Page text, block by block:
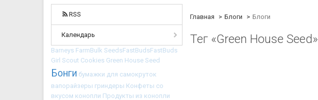
RSS
Календарь
Barneys Farm​Bulk Seeds​FastBuds​FastBuds​​
Girl Scout Cookies Green House Seed
Бонги бумажки для самокруток
вапорайзеры гриндеры Конфеты со
вкусом конопли Продукты из конопли
Главная Блоги Блоги
Тег «Green House Seed»